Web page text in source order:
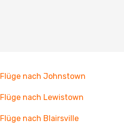
Flüge nach Johnstown
Flüge nach Lewistown
Flüge nach Blairsville